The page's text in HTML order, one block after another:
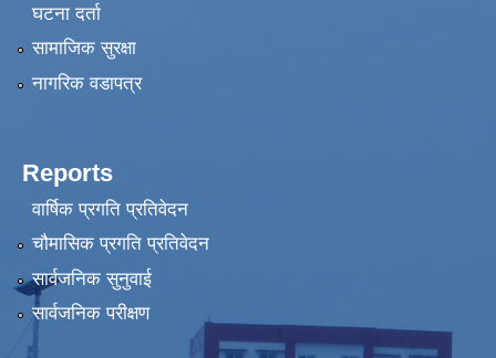
घटना दर्ता
सामाजिक सुरक्षा
नागरिक वडापत्र
Reports
वार्षिक प्रगति प्रतिवेदन
चौमासिक प्रगति प्रतिवेदन
सार्वजनिक सुनुवाई
सार्वजनिक परीक्षण